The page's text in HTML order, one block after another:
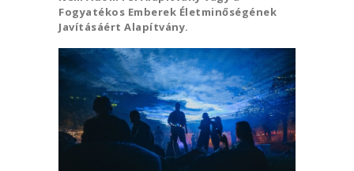
Fogyatékos Emberek Életminőségének
Javításáért Alapítvány.